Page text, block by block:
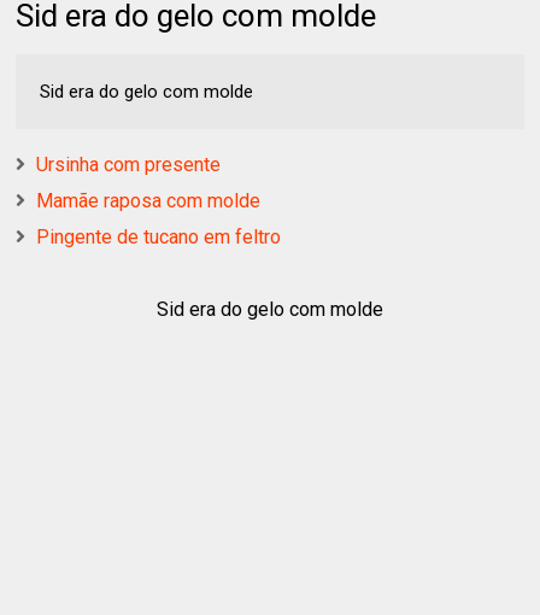
Sid era do gelo com molde
Sid era do gelo com molde
Ursinha com presente
Mamãe raposa com molde
Pingente de tucano em feltro
Sid era do gelo com molde